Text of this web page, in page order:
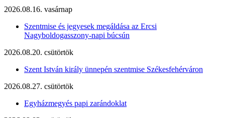
2026.08.16. vasárnap
Szentmise és jegyesek megáldása az Ercsi
Nagyboldogasszony-napi búcsún
2026.08.20. csütörtök
Szent István király ünnepén szentmise Székesfehérváron
2026.08.27. csütörtök
Egyházmegyés papi zarándoklat